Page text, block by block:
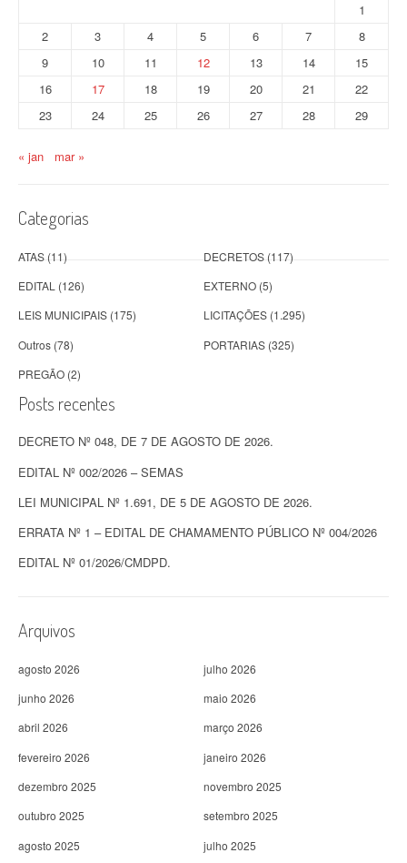
1
2
3 4 5 6 7
8
9
10 11 12 13 14
15
16
17 18 19 20 21
22
23
24 25 26 27 28 29
« jan mar »
Categorias
ATAS (11) DECRETOS (117)
EDITAL (126) EXTERNO (5)
LEIS MUNICIPAIS (175) LICITAÇÕES (1.295)
Outros (78) PORTARIAS (325)
PREGÃO (2)
Posts recentes
DECRETO Nº 048, DE 7 DE AGOSTO DE 2026.
EDITAL Nº 002/2026 – SEMAS
LEI MUNICIPAL Nº 1.691, DE 5 DE AGOSTO DE 2026.
ERRATA Nº 1 – EDITAL DE CHAMAMENTO PÚBLICO Nº 004/2026
EDITAL Nº 01/2026/CMDPD.
Arquivos
agosto 2026
julho 2026
junho 2026
maio 2026
abril 2026
março 2026
fevereiro 2026
janeiro 2026
dezembro 2025
novembro 2025
outubro 2025
setembro 2025
agosto 2025
julho 2025